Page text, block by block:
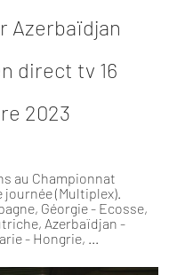
Azerbaïdjan
direct tv 16
2023
au Championnat
journée (Multiplex).
Géorgie - Ecosse,
Azerbaïdjan -
- Hongrie, ...